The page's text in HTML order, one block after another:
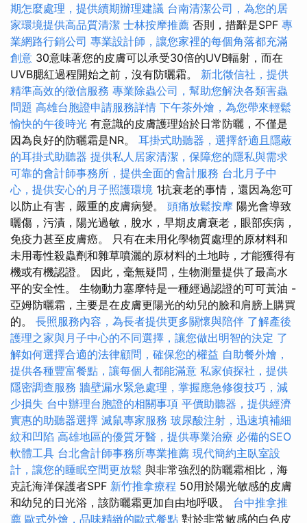
期怎麼處理，提供續期辦理建議 台南清潔公司，為您的居
家環境提供高品質清潔 士林按摩推薦 否則，措辭是SPF 專
業網路行銷公司 專業設計師，讓您家裡的每個角落都充滿
創意 30意味著您的皮膚可以承受30倍的UVB輻射，而在
UVB腮紅過程開始之前，沒有防曬霜。 新北徵信社，提供
精準高效的徵信服務 專業除蟲公司，幫助您解決各類害蟲
問題 高雄台胞證申請服務詳情 下午茶外燴，為您帶來輕鬆
愉快的午後時光 有意識的皮膚護理始於日常防曬，不僅是
因為良好的防曬霜是NR。 耳掛式助聽器，選擇舒適且隱蔽
的耳掛式助聽器 提供私人居家清潔，保障您的隱私與需求
可靠的會計師事務所，提供全面的會計服務 台北月子中
心，提供安心的月子照護環境 1抗衰老的事情，還因為您可
以防止有害，嚴重的皮膚病變。 頭痛放鬆按摩 陽光會導致
曬傷，污漬，陽光過敏，脫水，早期皮膚衰老，眼部疾病，
免疫力甚至皮膚癌。 只有在未用化學物質處理的原材料和
未用毒性殺蟲劑和雜草噴灑的原材料的土地時，才能獲得有
機或有機認證。 因此，毫無疑問，生物測量提供了最高水
平的安全性。 生物動力塞摩特是一種經過認證的可可黃油 -
亞姆防曬霜，主要是在皮膚更陽光的幼兒的臉和肩膀上購買
的。 長照服務內容，為長者提供更多關懷與陪伴 了解產後
護理之家與月子中心的不同選擇，讓您做出明智的決定 了
解如何選擇合適的法律顧問，確保您的權益 自助餐外燴，
提供各種豐富餐點，讓每個人都能滿意 私家偵探社，提供
隱密調查服務 牆壁漏水緊急處理，掌握應急修復技巧，減
少損失 台中辦理台胞證的相關事項 平價助聽器，提供經濟
實惠的助聽器選擇 滅鼠專家服務 玻尿酸注射，迅速填補細
紋和凹陷 高雄地區的優質牙醫，提供專業治療 必備的SEO
軟體工具 台北會計師事務所專業推薦 現代簡約主臥室設
計，讓您的睡眠空間更放鬆 與非常強烈的防曬霜相比，海
克託海洋保護者SPF 新竹推拿療程 50用於陽光敏感的皮膚
和幼兒的日光浴，該防曬霜更加自由地呼吸。 台中推拿推
薦 歐式外燴，品味精緻的歐式餐點 對於非常敏感的白色皮